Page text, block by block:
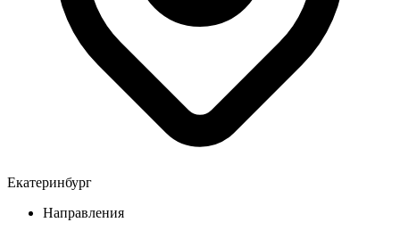
Екатеринбург
Направления